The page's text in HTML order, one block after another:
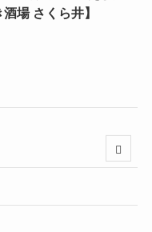
酒場 さくら井】